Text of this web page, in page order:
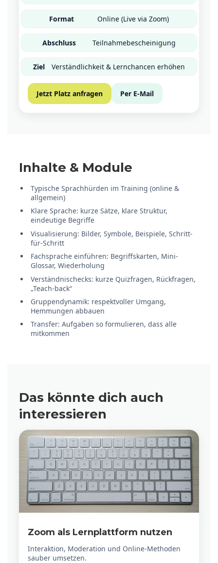
Format Online (Live via Zoom)
Abschluss Teilnahmebescheinigung
Ziel Verständlichkeit & Lernchancen erhöhen
Jetzt Platz anfragen Per E-Mail
Inhalte & Module
Typische Sprachhürden im Training (online &
allgemein)
Klare Sprache: kurze Sätze, klare Struktur,
eindeutige Begriffe
Visualisierung: Bilder, Symbole, Beispiele, Schritt-
für-Schritt
Fachsprache einführen: Begriffskarten, Mini-
Glossar, Wiederholung
Verständnischecks: kurze Quizfragen, Rückfragen,
„Teach-back“
Gruppendynamik: respektvoller Umgang,
Hemmungen abbauen
Transfer: Aufgaben so formulieren, dass alle
mitkommen
Das könnte dich auch
interessieren
Zoom als Lernplattform nutzen
Interaktion, Moderation und Online-Methoden
sauber umsetzen.